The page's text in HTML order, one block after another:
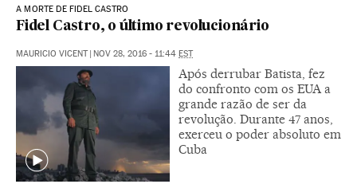
A MORTE DE FIDEL CASTRO
Fidel Castro, o último revolucionário
MAURICIO VICENT | NOV 28, 2016 - 11:44 EST
Após derrubar Batista, fez
do confronto com os EUA a
grande razão de ser da
revolução. Durante 47 anos,
exerceu o poder absoluto em
Cuba